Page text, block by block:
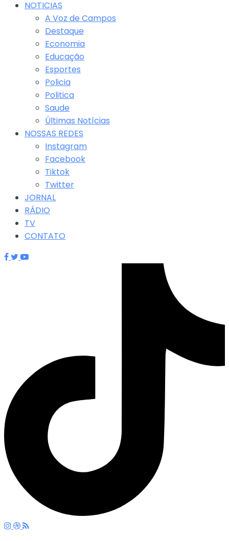
NOTICIAS
A Voz de Campos
Destaque
Economia
Educação
Esportes
Policia
Politica
Saude
Últimas Notícias
NOSSAS REDES
Instagram
Facebook
Tiktok
Twitter
JORNAL
RÁDIO
TV
CONTATO